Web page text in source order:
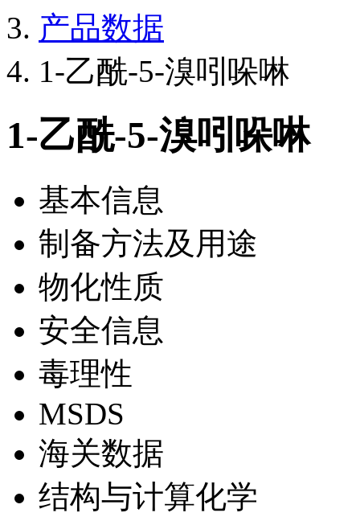
产品数据
1-乙酰-5-溴吲哚啉
1-乙酰-5-溴吲哚啉
基本信息
制备方法及用途
物化性质
安全信息
毒理性
MSDS
海关数据
结构与计算化学